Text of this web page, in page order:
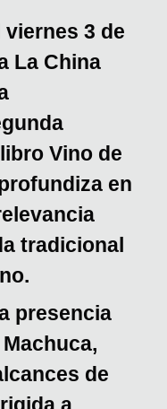
3 de
La China
Vino de
en
tradicional
presencia
de